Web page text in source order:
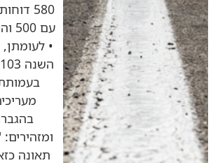
580
•
תאונה